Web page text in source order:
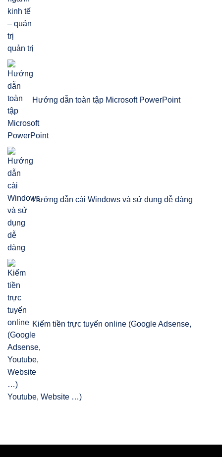
quản trị
Hướng dẫn toàn tập Microsoft PowerPoint
Hướng dẫn cài Windows và sử dụng dễ dàng
Kiếm tiền trực tuyến online (Google Adsense,
Youtube, Website …)